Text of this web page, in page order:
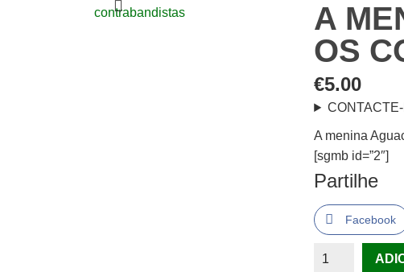
A
OS
€5.00
A menina
[sgmb id=”2″]
Partilhe
Facebook
Quantidade